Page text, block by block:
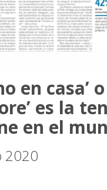
en casa’ o
es la
en el
2020